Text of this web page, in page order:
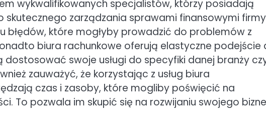
wykwalifikowanych specjalistów, którzy posiadają
skutecznego zarządzania sprawami finansowymi
błędów, które mogłyby prowadzić do problemów z
biura rachunkowe oferują elastyczne podejście
swoje usługi do specyfiki danej branży
zauważyć, że korzystając z usług biura
czas i zasoby, które mogliby poświęcić na
To pozwala im skupić się na rozwijaniu swojego